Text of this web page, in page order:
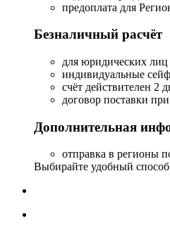
предоплата для
Безналичный расчёт
для юридических
индивидуальные
счёт действителен 2
договор поставки
Дополнительная
отправка в регионы
Выбирайте удобный